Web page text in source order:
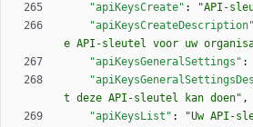
"apiKeysCreate" : "API-
"apiKeysCreateDescription"
e API-sleutel voor uw
"apiKeysGeneralSettings" :
t deze API-sleutel kan doen" ,
"apiKeysList" : "Uw API-